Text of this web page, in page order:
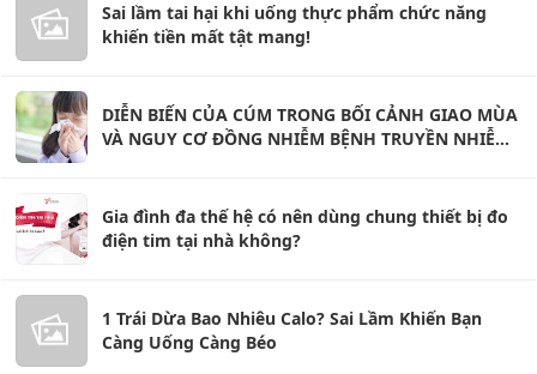
Sai lầm tai hại khi uống thực phẩm chức năng
khiến tiền mất tật mang!
DIỄN BIẾN CỦA CÚM TRONG BỐI CẢNH GIAO MÙA
VÀ NGUY CƠ ĐỒNG NHIỄM BỆNH TRUYỀN NHIỄM
Gia đình đa thế hệ có nên dùng chung thiết bị đo
điện tim tại nhà không?
1 Trái Dừa Bao Nhiêu Calo? Sai Lầm Khiến Bạn
Càng Uống Càng Béo